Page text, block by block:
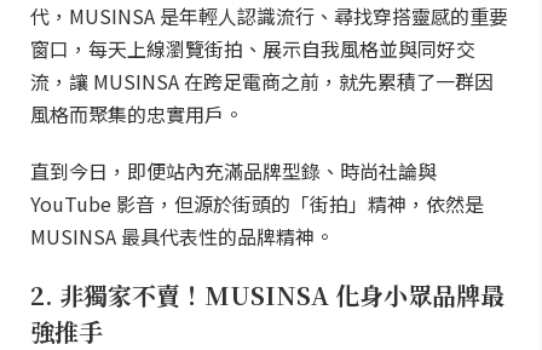
代，MUSINSA 是年輕人認識流行、尋找穿搭靈感的重要
窗口，每天上線瀏覽街拍、展示自我風格並與同好交
流，讓 MUSINSA 在跨足電商之前，就先累積了一群因
風格而聚集的忠實用戶。
直到今日，即便站內充滿品牌型錄、時尚社論與
YouTube 影音，但源於街頭的「街拍」精神，依然是
MUSINSA 最具代表性的品牌精神。
2. 非獨家不賣！MUSINSA 化身小眾品牌最
強推手